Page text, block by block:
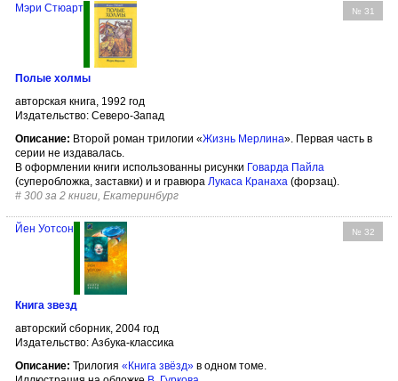
№ 31
Мэри Стюарт
Полые холмы
авторская книга, 1992 год
Издательство: Северо-Запад
Описание: Второй роман трилогии «Жизнь Мерлина». Первая часть в
серии не издавалась.
В оформлении книги использованны рисунки Говарда Пайла
(суперобложка, заставки) и и гравюра Лукаса Кранаха (форзац).
# 300 за 2 книги, Екатеринбург
№ 32
Йен Уотсон
Книга звезд
авторский сборник, 2004 год
Издательство: Азбука-классика
Описание: Трилогия «Книга звёзд» в одном томе.